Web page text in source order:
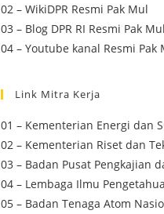
02 – WikiDPR Resmi Pak Mul
03 – Blog DPR RI Resmi Pak Mul
04 – Youtube kanal Resmi Pak
Link Mitra Kerja
01 – Kementerian Energi dan
02 – Kementerian Riset dan
03 – Badan Pusat Pengkajian
04 – Lembaga Ilmu
05 – Badan Tenaga Atom